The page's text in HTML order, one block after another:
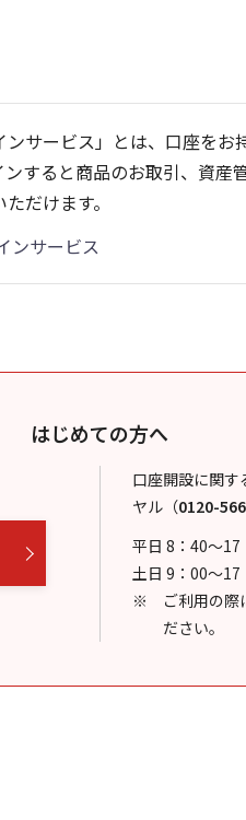
0
1
0
1
ンサービス」とは、口座を
ンすると商品のお取引、資
だけます。
ンサービス
はじめての方へ
口座開設に関す
ヤル （0120-
平日 8：40～17
土日 9：00～17
ご利用の際
ださい。